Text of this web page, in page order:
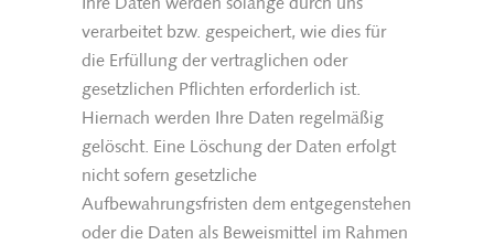
verarbeitet bzw. gespeichert, wie dies für
die Erfüllung der vertraglichen oder
gesetzlichen Pflichten erforderlich ist.
Hiernach werden Ihre Daten regelmäßig
gelöscht. Eine Löschung der Daten erfolgt
nicht sofern gesetzliche
Aufbewahrungsfristen dem entgegenstehen
oder die Daten als Beweismittel im Rahmen